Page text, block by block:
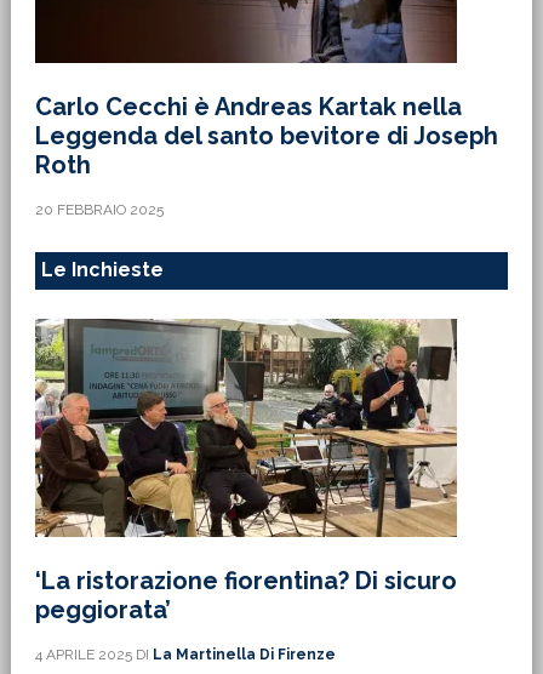
Carlo Cecchi è Andreas Kartak nella
Leggenda del santo bevitore di Joseph
Roth
20 FEBBRAIO 2025
Le Inchieste
‘La ristorazione fiorentina? Di sicuro
peggiorata’
4 APRILE 2025DI La Martinella Di Firenze